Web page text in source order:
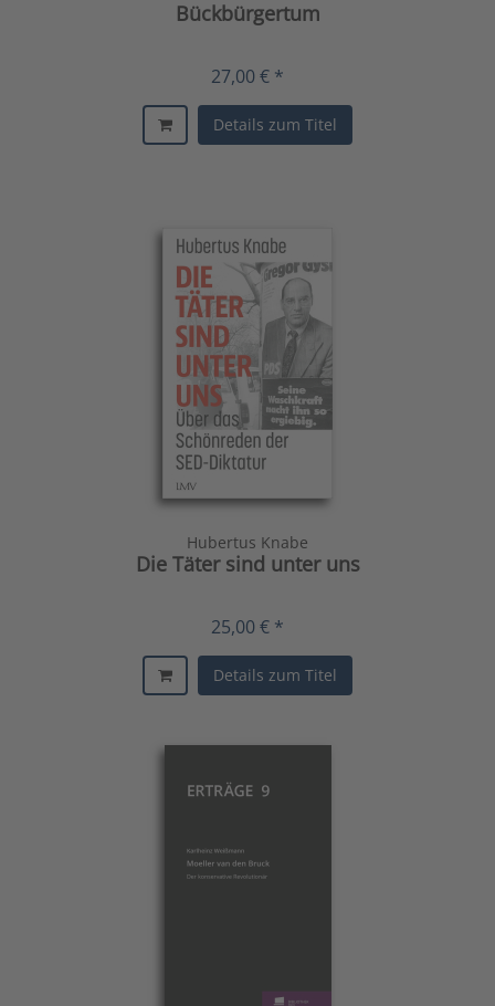
Bückbürgertum
27,00 € *
Details zum Titel
Hubertus Knabe
Die Täter sind unter uns
25,00 € *
Details zum Titel